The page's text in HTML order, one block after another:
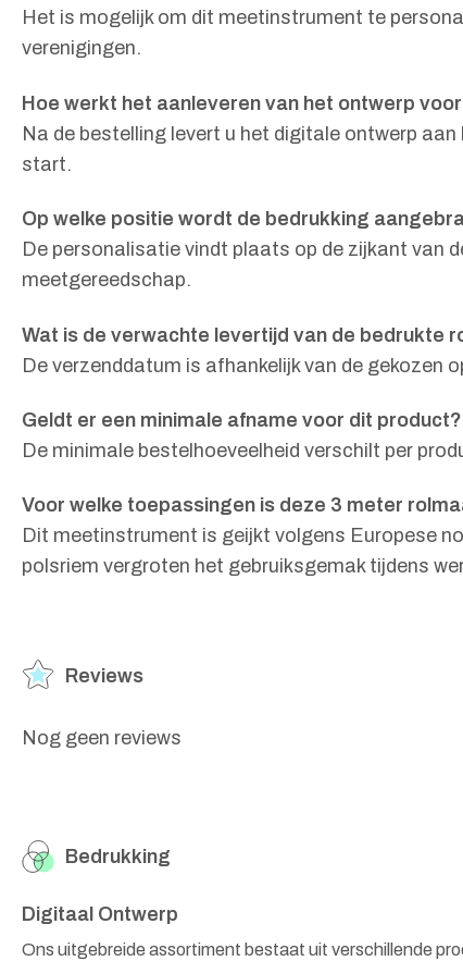
Het is mogelijk om dit meetinstrument te
verenigingen.
Hoe werkt het aanleveren van het ontwerp
Na de bestelling levert u het digitale ontwerp
start.
Op welke positie wordt de bedrukking
De personalisatie vindt plaats op de zijkant van
meetgereedschap.
Wat is de verwachte levertijd van de bedrukte
De verzenddatum is afhankelijk van de gekozen
Geldt er een minimale afname voor dit product?
De minimale bestelhoeveelheid verschilt per
Voor welke toepassingen is deze 3 meter
Dit meetinstrument is geijkt volgens Europese
polsriem vergroten het gebruiksgemak tijdens
Reviews
Nog geen reviews
Bedrukking
Digitaal Ontwerp
Ons uitgebreide assortiment bestaat uit verschillende